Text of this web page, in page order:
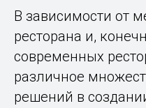
В зависимости от
ресторана и,
современных
различное
решений в